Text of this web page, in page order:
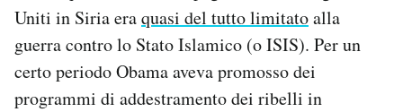
Uniti in Siria eraquasi del tutto limitatoalla
guerra contro lo Stato Islamico (o ISIS). Per un
certo periodo Obama aveva promosso dei
programmi di addestramento dei ribelli in